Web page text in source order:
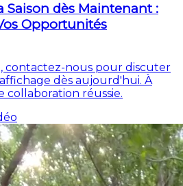
Saison dès Maintenant :
Opportunités
contactez-nous pour discuter
dès aujourd'hui. À
réussie.